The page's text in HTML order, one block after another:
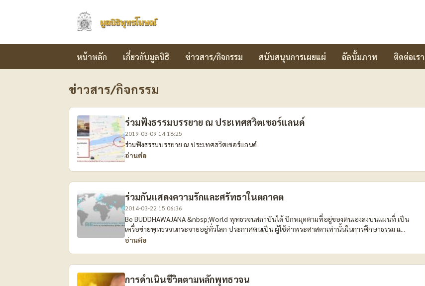
มูลนิธิพุทธโฆษณ์
หน้าหลัก เกี่ยวกับมูลนิธิ ข่าวสาร/กิจกรรม สนับสนุนการเผยแผ่ อัลบั้มภาพ ติดต่อเรา
ข่าวสาร/กิจกรรม
ร่วมฟังธรรมบรรยาย ณ ประเทศสวิตเซอร์แลนด์
2019-03-09 14:18:25
ร่วมฟังธรรมบรรยาย ณ ประเทศสวิตเซอร์แลนด์
อ่านต่อ
ร่วมกันแสดงความรักและศรัทธาในตถาคต
2014-03-22 15:06:36
Be BUDDHAWAJANA &nbsp;World พุทธวจนสถาบันได้ ปักหมุดตามที่อยู่ของตนเองลงบนแผนที่ เป็น
เครื่อข่ายพุทธวจนกระจายอยู่ทั่วโลก ประกาศตนเป็น ผู้ใช้คำพระศาสดาเท่านั้นในการศึกษาธรรม แ...
อ่านต่อ
การดำเนินชีวิตตามหลักพุทธวจน